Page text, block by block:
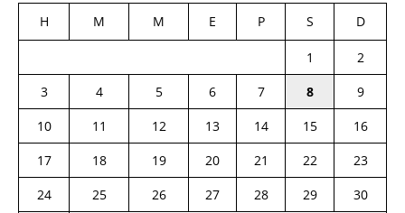
H M M E P S D
1
2
3
4 5 6 7 8
9
10
11 12 13 14 15
16
17
18 19 20 21 22
23
24
25 26 27 28 29
30